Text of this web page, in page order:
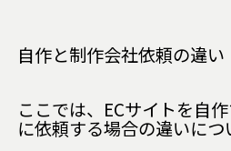
自作と制作会社依頼の違い
ここでは、ECサイトを自
に依頼する場合の違いにつ